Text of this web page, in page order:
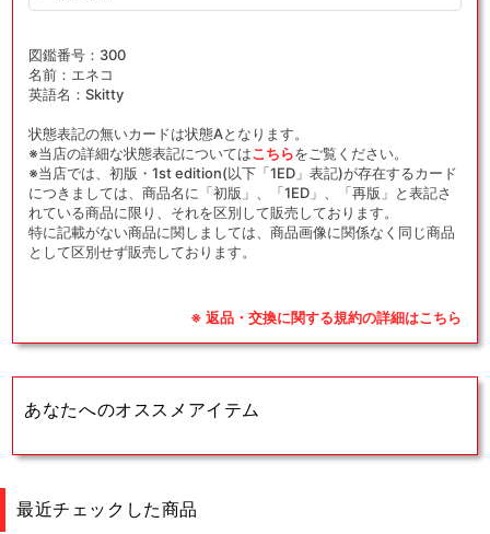
図鑑番号：300
名前：エネコ
英語名：Skitty
状態表記の無いカードは状態Aとなります。
※当店の詳細な状態表記についてはこちらをご覧ください。
※当店では、初版・1st edition(以下「1ED」表記)が存在するカード
につきましては、商品名に「初版」、「1ED」、「再版」と表記さ
れている商品に限り、それを区別して販売しております。
特に記載がない商品に関しましては、商品画像に関係なく同じ商品
として区別せず販売しております。
※ 返品・交換に関する規約の詳細はこちら
あなたへのオススメアイテム
最近チェックした商品